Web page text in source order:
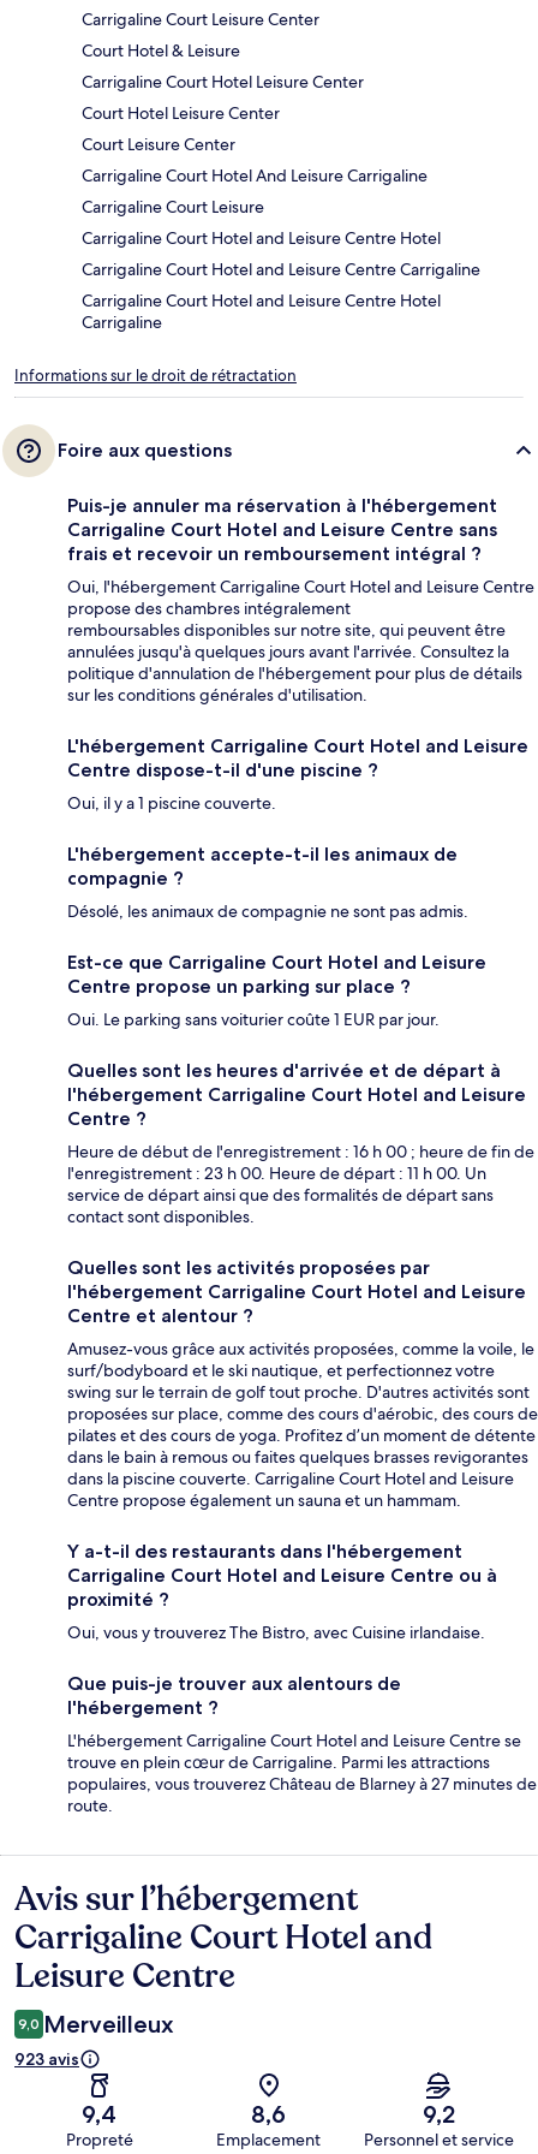
Carrigaline Court Leisure Center
Court Hotel & Leisure
Carrigaline Court Hotel Leisure Center
Court Hotel Leisure Center
Court Leisure Center
Carrigaline Court Hotel And Leisure Carrigaline
Carrigaline Court Leisure
Carrigaline Court Hotel and Leisure Centre Hotel
Carrigaline Court Hotel and Leisure Centre Carrigaline
Carrigaline Court Hotel and Leisure Centre Hotel
Carrigaline
Informations sur le droit de rétractation
Foire aux questions
Puis-je annuler ma réservation à l'hébergement
Carrigaline Court Hotel and Leisure Centre sans
frais et recevoir un remboursement intégral ?
Oui, l'hébergement Carrigaline Court Hotel and Leisure Centre
propose des chambres intégralement
remboursables disponibles sur notre site, qui peuvent être
annulées jusqu'à quelques jours avant l'arrivée. Consultez la
politique d'annulation de l'hébergement pour plus de détails
sur les conditions générales d'utilisation.
L'hébergement Carrigaline Court Hotel and Leisure
Centre dispose-t-il d'une piscine ?
Oui, il y a 1 piscine couverte.
L'hébergement accepte-t-il les animaux de
compagnie ?
Désolé, les animaux de compagnie ne sont pas admis.
Est-ce que Carrigaline Court Hotel and Leisure
Centre propose un parking sur place ?
Oui. Le parking sans voiturier coûte 1 EUR par jour.
Quelles sont les heures d'arrivée et de départ à
l'hébergement Carrigaline Court Hotel and Leisure
Centre ?
Heure de début de l'enregistrement : 16 h 00 ; heure de fin de
l'enregistrement : 23 h 00. Heure de départ : 11 h 00. Un
service de départ ainsi que des formalités de départ sans
contact sont disponibles.
Quelles sont les activités proposées par
l'hébergement Carrigaline Court Hotel and Leisure
Centre et alentour ?
Amusez-vous grâce aux activités proposées, comme la voile, le
surf/bodyboard et le ski nautique, et perfectionnez votre
swing sur le terrain de golf tout proche. D'autres activités sont
proposées sur place, comme des cours d'aérobic, des cours de
pilates et des cours de yoga. Profitez d’un moment de détente
dans le bain à remous ou faites quelques brasses revigorantes
dans la piscine couverte. Carrigaline Court Hotel and Leisure
Centre propose également un sauna et un hammam.
Y a-t-il des restaurants dans l'hébergement
Carrigaline Court Hotel and Leisure Centre ou à
proximité ?
Oui, vous y trouverez The Bistro, avec Cuisine irlandaise.
Que puis-je trouver aux alentours de
l'hébergement ?
L'hébergement Carrigaline Court Hotel and Leisure Centre se
trouve en plein cœur de Carrigaline. Parmi les attractions
populaires, vous trouverez Château de Blarney à 27 minutes de
route.
Avis
Avis sur l’hébergement
Carrigaline Court Hotel and
Leisure Centre
9,0 Merveilleux
923 avis
9,4
Propreté
8,6
Emplacement
9,2
Personnel et service